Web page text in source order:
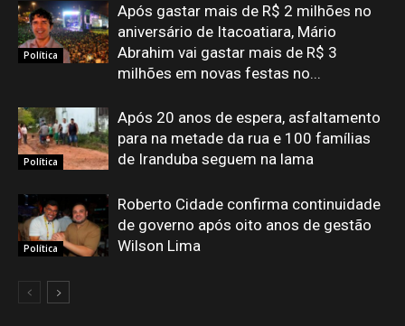
Política
Após gastar mais de R$ 2 milhões no
aniversário de Itacoatiara, Mário
Abrahim vai gastar mais de R$ 3
milhões em novas festas no...
Política
Após 20 anos de espera, asfaltamento
para na metade da rua e 100 famílias
de Iranduba seguem na lama
Política
Roberto Cidade confirma continuidade
de governo após oito anos de gestão
Wilson Lima